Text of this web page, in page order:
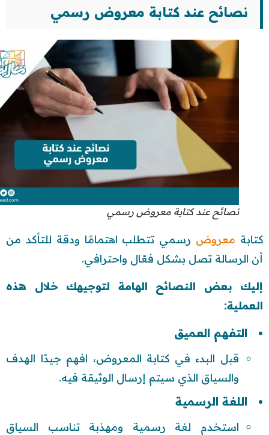
نصائح عند كتابة معروض رسمي
نصائح عند كتابة معروض رسمي
كتابة معروض رسمي تتطلب اهتمامًا ودقة للتأكد من
أن الرسالة تصل بشكل فعّال واحترافي.
إليك بعض النصائح الهامة لتوجيهك خلال هذه
العملية:
التفهم العميق
قبل البدء في كتابة المعروض، افهم جيدًا الهدف
والسياق الذي سيتم إرسال الوثيقة فيه.
اللغة الرسمية
استخدم لغة رسمية ومهذبة تناسب السياق